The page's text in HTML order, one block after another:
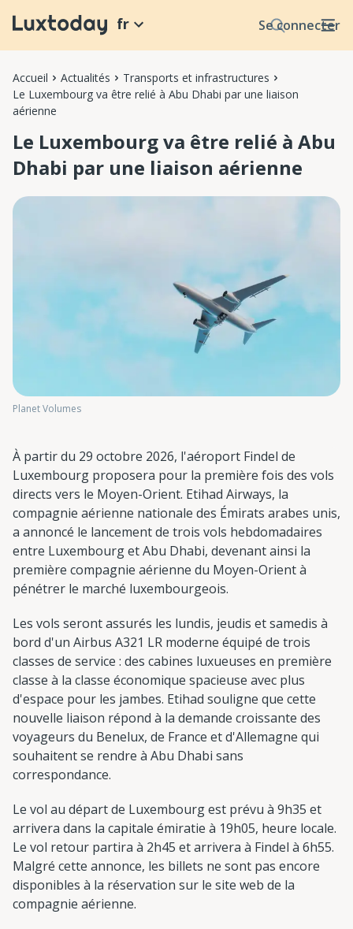
Se connecter
fr
Accueil Actualités
Transports et infrastructures
Le Luxembourg va être relié à Abu Dhabi par une liaison
aérienne
Le Luxembourg va être relié à Abu
Dhabi par une liaison aérienne
Planet Volumes
À partir du 29 octobre 2026, l'aéroport Findel de
Luxembourg proposera pour la première fois des vols
directs vers le Moyen-Orient. Etihad Airways, la
compagnie aérienne nationale des Émirats arabes unis,
a annoncé le lancement de trois vols hebdomadaires
entre Luxembourg et Abu Dhabi, devenant ainsi la
première compagnie aérienne du Moyen-Orient à
pénétrer le marché luxembourgeois.
Les vols seront assurés les lundis, jeudis et samedis à
bord d'un Airbus A321 LR moderne équipé de trois
classes de service : des cabines luxueuses en première
classe à la classe économique spacieuse avec plus
d'espace pour les jambes. Etihad souligne que cette
nouvelle liaison répond à la demande croissante des
voyageurs du Benelux, de France et d'Allemagne qui
souhaitent se rendre à Abu Dhabi sans
correspondance.
Le vol au départ de Luxembourg est prévu à 9h35 et
arrivera dans la capitale émiratie à 19h05, heure locale.
Le vol retour partira à 2h45 et arrivera à Findel à 6h55.
Malgré cette annonce, les billets ne sont pas encore
disponibles à la réservation sur le site web de la
compagnie aérienne.